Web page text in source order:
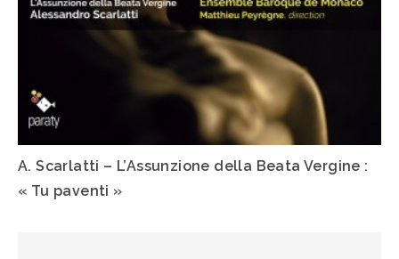
A. Scarlatti – L’Assunzione della Beata Vergine :
« Tu paventi »